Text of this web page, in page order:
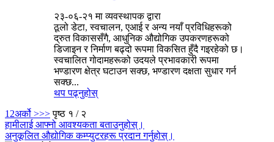
२३-०६-२१ मा व्यवस्थापक द्वारा
ठूलो डेटा, स्वचालन, एआई र अन्य नयाँ प्रविधिहरूको
द्रुत विकाससँगै, आधुनिक औद्योगिक उपकरणहरूको
डिजाइन र निर्माण बढ्दो रूपमा विकसित हुँदै गइरहेको छ।
स्वचालित गोदामहरूको उदयले प्रभावकारी रूपमा
भण्डारण क्षेत्र घटाउन सक्छ, भण्डारण दक्षता सुधार गर्न
सक्छ...
थप पढ्नुहोस्
1 2अर्को >>> पृष्ठ १ / २
हामीलाई आफ्नो आवश्यकता बताउनुहोस्।
अनुकूलित औद्योगिक कम्प्युटरहरू प्रदान गर्नुहोस्।